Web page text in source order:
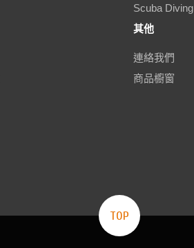
Scuba Diving
其他
連絡我們
商品櫥窗
TOP